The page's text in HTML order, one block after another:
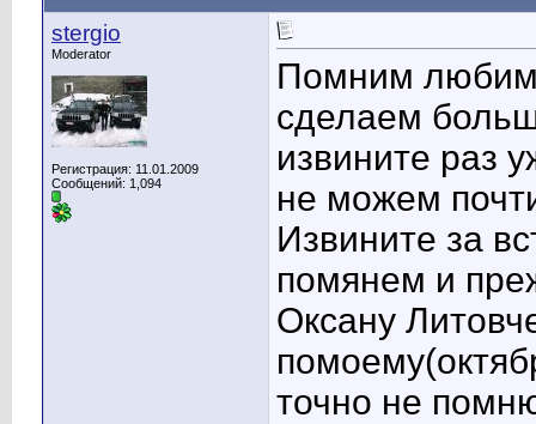
stergio
Moderator
Регистрация: 11.01.2009
Сообщений: 1,094
Помним любим
сделаем
извините раз
не можем
Извините за
помянем и
Оксану
точно не